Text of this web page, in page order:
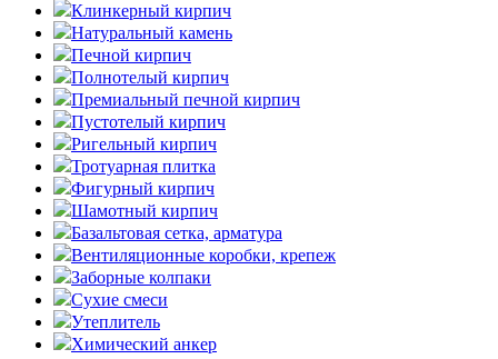
Клинкерный кирпич
Натуральный камень
Печной кирпич
Полнотелый кирпич
Премиальный печной кирпич
Пустотелый кирпич
Ригельный кирпич
Тротуарная плитка
Фигурный кирпич
Шамотный кирпич
Базальтовая сетка, арматура
Вентиляционные коробки, крепеж
Заборные колпаки
Сухие смеси
Утеплитель
Химический анкер